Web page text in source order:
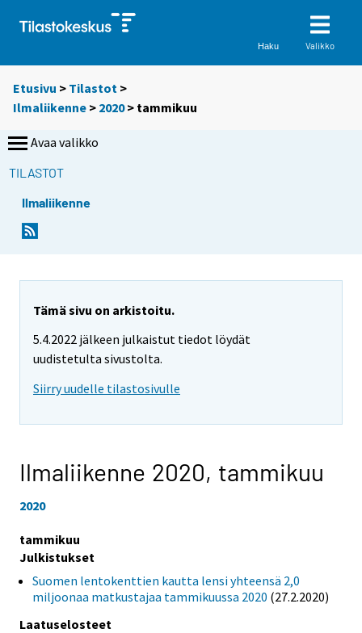
Haku Valikko
Etusivu > Tilastot >
Ilmaliikenne > 2020> tammikuu
Avaa valikko
TILASTOT
Ilmaliikenne
Tämä sivu on arkistoitu.
5.4.2022 jälkeen julkaistut tiedot löydät
uudistetulta sivustolta.
Siirry uudelle tilastosivulle
Ilmaliikenne 2020, tammikuu
2020
tammikuu
Julkistukset
Suomen lentokenttien kautta lensi yhteensä 2,0
miljoonaa matkustajaa tammikuussa 2020 (27.2.2020)
Laatuselosteet